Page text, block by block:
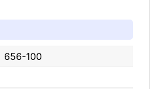
656-100